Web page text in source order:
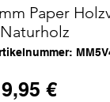
Paper
€Preis